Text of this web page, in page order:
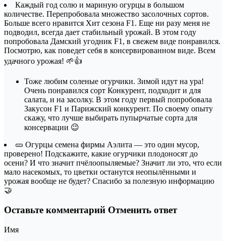
Каждый год солю и мариную огурцы в большом
количестве. Перепробовала множество засолочных сортов.
Больше всего нравится Хит сезона F1. Еще ни разу меня не
подводил, всегда дает стабильный урожай. В этом году
попробовала Дамский угодник F1, в свежем виде понравился.
Посмотрю, как поведет себя в консервированном виде. Всем
удачного урожая! 🌱👍
Тоже любим соленые огурчики. Зимой идут на ура!
Очень понравился сорт Конкурент, подходит и для
салата, и на засолку. В этом году первый попробовала
Закусон F1 и Парижский конкурент. По своему опыту
скажу, что лучше выбирать пупырчатые сорта для
консервации 😉
🥒 Огурцы семена фирмы Аэлита — это один мусор,
проверено! Подскажите, какие огурчики плодоносят до
осени? И что значит пчёлоопыляемые? Значит ли это, что если
мало насекомых, то цветки останутся неопылёнными и
урожая вообще не будет? Спасибо за полезную информацию
🤝
Оставьте комментарий Отменить ответ
Имя